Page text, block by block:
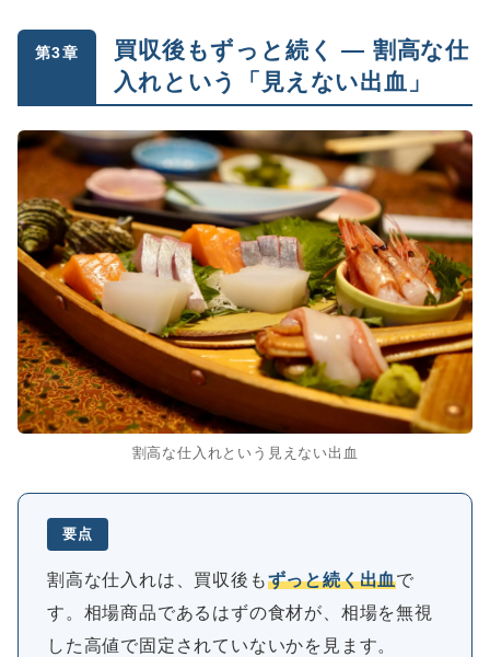
第3章
買収後もずっと続く ― 割高な仕
入れという「見えない出血」
割高な仕入れという見えない出血
要点
割高な仕入れは、買収後もずっと続く出血で
す。相場商品であるはずの食材が、相場を無視
した高値で固定されていないかを見ます。